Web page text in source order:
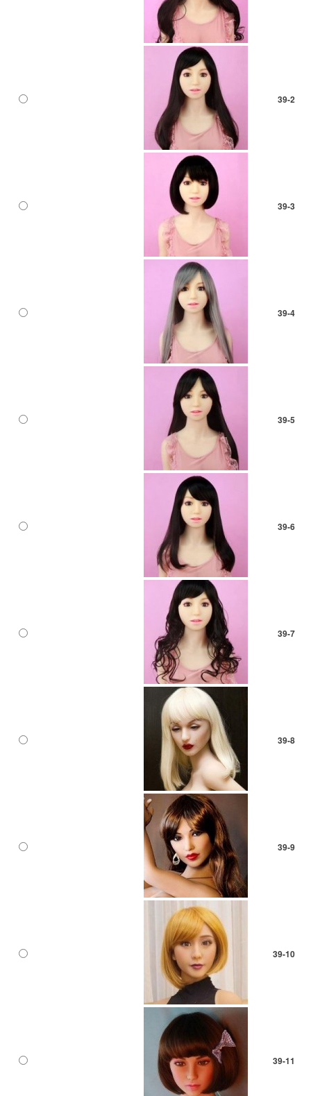
39-2
39-3
39-4
39-5
39-6
39-7
39-8
39-9
39-10
39-11